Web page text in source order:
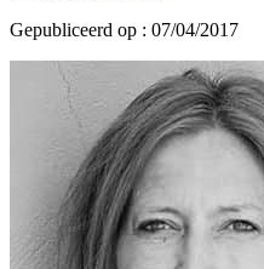
Gepubliceerd op : 07/04/2017